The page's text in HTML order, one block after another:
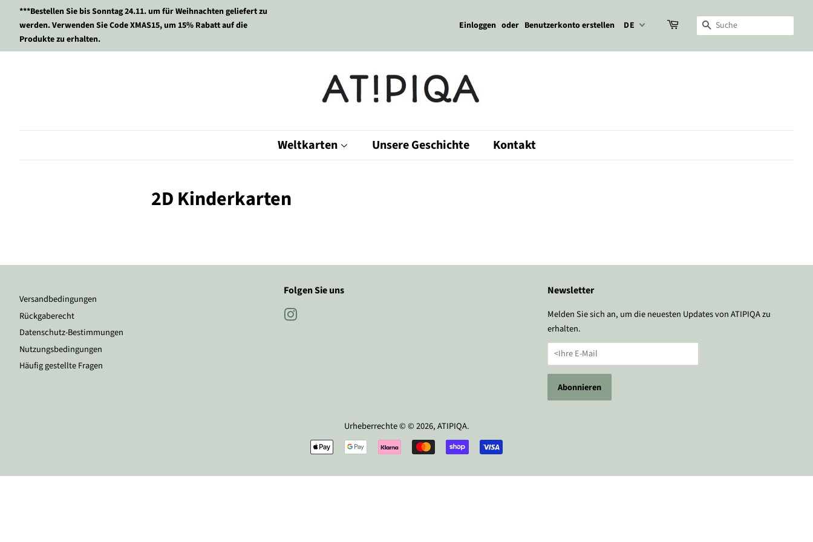
***Bestellen Sie bis Sonntag 24.11. um für Weihnachten geliefert zu
werden. Verwenden Sie Code XMAS15, um 15% Rabatt auf die
Produkte zu erhalten.
Einloggen oder Benutzerkonto erstellen DE Suche
Weltkarten Unsere Geschichte Kontakt
2D Kinderkarten
Versandbedingungen
Rückgaberecht
Datenschutz-Bestimmungen
Nutzungsbedingungen
Häufig gestellte Fragen
Folgen Sie uns
Instagram
Newsletter
Melden Sie sich an, um die neuesten Updates von ATIPIQA zu
erhalten.
Urheberrechte © © 2026,ATIPIQA.
Zahlungssymbole